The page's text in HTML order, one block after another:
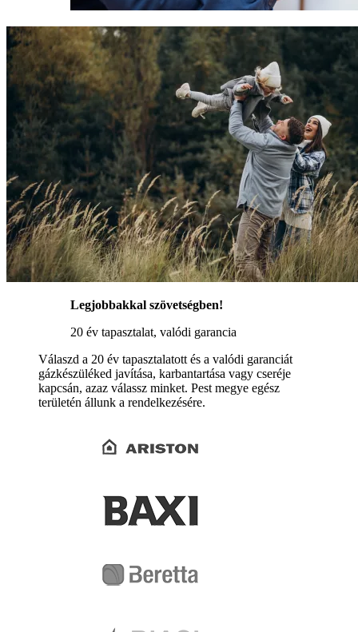
Legjobbakkal szövetségben!
20 év tapasztalat, valódi garancia
Válaszd a 20 év tapasztalatott és a valódi garanciát
gázkészüléked javítása, karbantartása vagy cseréje
kapcsán, azaz válassz minket. Pest megye egész
területén állunk a rendelkezésére.